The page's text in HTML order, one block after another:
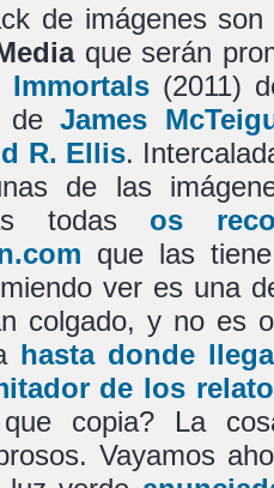
de imágenes
que serán
Immortals(2011)
deJames
R. Ellis.
de las
todas os
que las
ver es una
colgado, y no es
hasta donde
de los
copia? La
Vayamos